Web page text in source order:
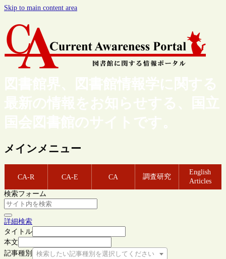
Skip to main content area
図書館界、図書館情報学に関する
最新の情報をお知らせする、国立
国会図書館のサイトです。
メインメニュー
CA-R CA-E CA 調査研究
English
Articles
検索フォーム
詳細検索
タイトル
本文
記事種別
検索したい記事種別を選択してください